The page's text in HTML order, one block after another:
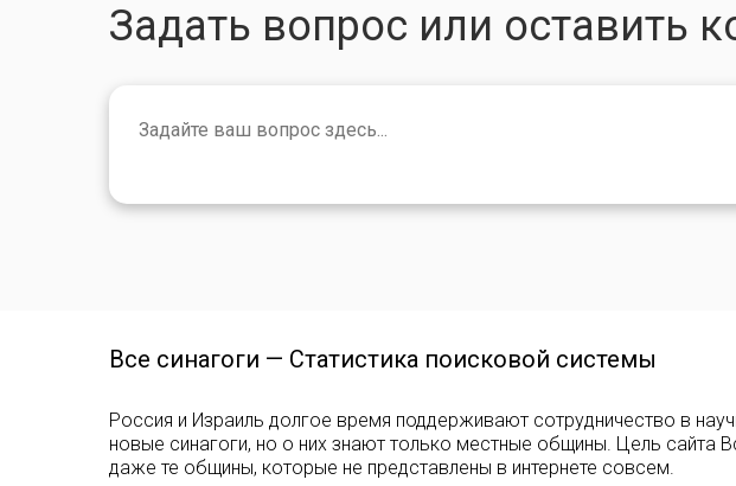
Задать вопрос или оставить
Все синагоги — Статистика поисковой системы
Россия и Израиль долгое время поддерживают сотрудничество в
новые синагоги, но о них знают только местные общины. Цель сайта
даже те общины, которые не представлены в интернете совсем.